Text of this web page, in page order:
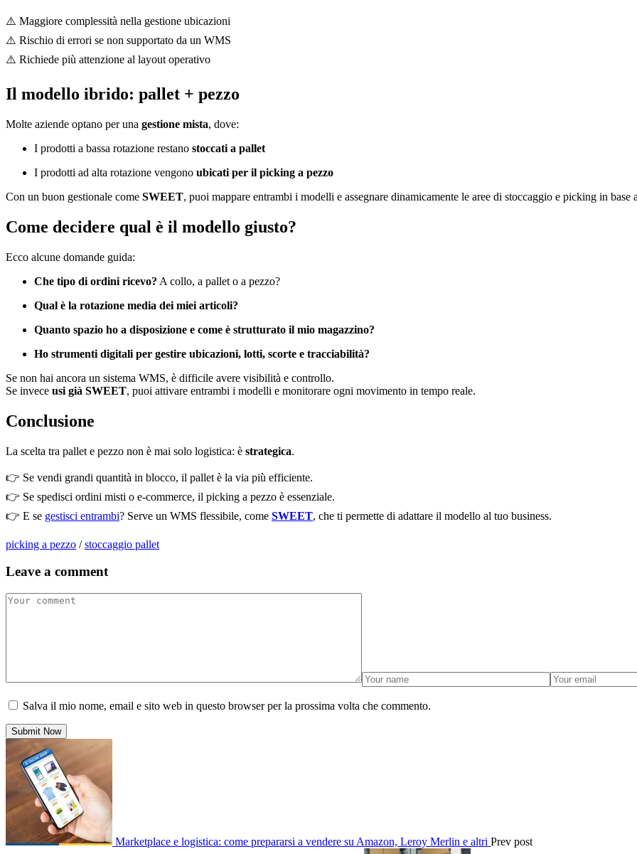
⚠️ Maggiore complessità nella gestione ubicazioni
⚠️ Rischio di errori se non supportato da un WMS
⚠️ Richiede più attenzione al layout operativo
Il modello ibrido: pallet + pezzo
Molte aziende optano per una gestione mista, dove:
I prodotti a bassa rotazione restano stoccati a pallet
I prodotti ad alta rotazione vengono ubicati per il picking a pezzo
Con un buon gestionale come SWEET, puoi mappare entrambi i modelli e assegnare dinamicamente le aree di stoccaggio e picking in base
Come decidere qual è il modello giusto?
Ecco alcune domande guida:
Che tipo di ordini ricevo? A collo, a pallet o a pezzo?
Qual è la rotazione media dei miei articoli?
Quanto spazio ho a disposizione e come è strutturato il mio magazzino?
Ho strumenti digitali per gestire ubicazioni, lotti, scorte e tracciabilità?
Se non hai ancora un sistema WMS, è difficile avere visibilità e controllo.
Se invece usi già SWEET, puoi attivare entrambi i modelli e monitorare ogni movimento in tempo reale.
Conclusione
La scelta tra pallet e pezzo non è mai solo logistica: è strategica.
👉 Se vendi grandi quantità in blocco, il pallet è la via più efficiente.
👉 Se spedisci ordini misti o e-commerce, il picking a pezzo è essenziale.
👉 E se gestisci entrambi? Serve un WMS flessibile, come SWEET, che ti permette di adattare il modello al tuo business.
picking a pezzo /stoccaggio pallet
Leave a comment
Salva il mio nome, email e sito web in questo browser per la prossima volta che commento.
Marketplace e logistica: come prepararsi a vendere su Amazon, Leroy Merlin e altri Prev post